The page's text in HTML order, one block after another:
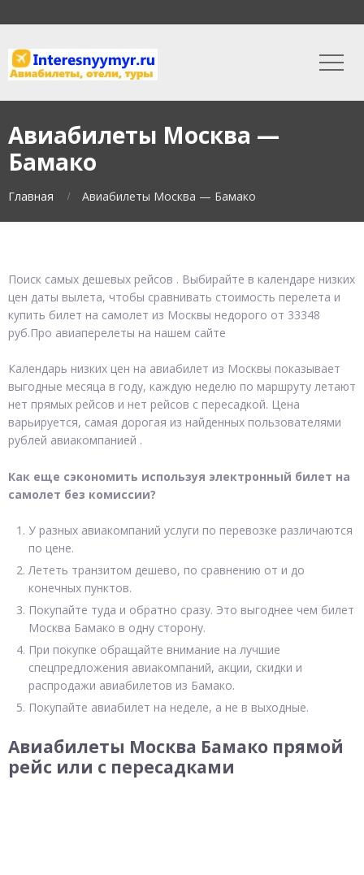
Авиабилеты Москва —
Бамако
Главная Авиабилеты Москва — Бамако
Поиск самых дешевых рейсов . Выбирайте в календаре низких
цен даты вылета, чтобы сравнивать стоимость перелета и
купить билет на самолет из Москвы недорого от 33348
руб.Про авиаперелеты на нашем сайте
Календарь низких цен на авиабилет из Москвы показывает
выгодные месяца в году, каждую неделю по маршруту летают
нет прямых рейсов и нет рейсов с пересадкой. Цена
варьируется, самая дорогая из найденных пользователями
рублей авиакомпанией .
Как еще сэкономить используя электронный билет на
самолет без комиссии?
У разных авиакомпаний услуги по перевозке различаются
по цене.
Лететь транзитом дешево, по сравнению от и до
конечных пунктов.
Покупайте туда и обратно сразу. Это выгоднее чем билет
Москва Бамако в одну сторону.
При покупке обращайте внимание на лучшие
спецпредложения авиакомпаний, акции, скидки и
распродажи авиабилетов из Бамако.
Покупайте авиабилет на неделе, а не в выходные.
Авиабилеты Москва Бамако прямой
рейс или с пересадками